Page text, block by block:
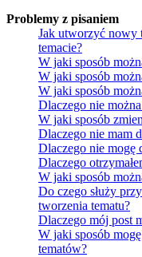
Problemy z pisaniem
Jak utworzyć nowy
temacie?
W jaki sposób
W jaki sposób
W jaki sposób
Dlaczego nie
W jaki sposób
Dlaczego nie mam
Dlaczego nie mogę
Dlaczego
W jaki sposób
Do czego służy
tworzenia tematu?
Dlaczego mój post
W jaki sposób
tematów?